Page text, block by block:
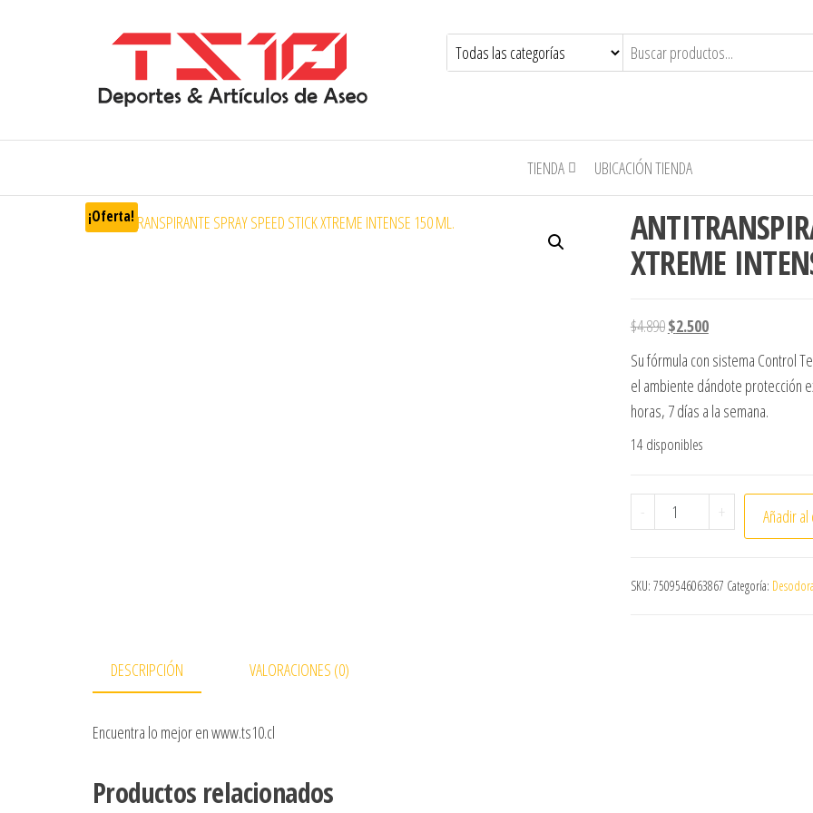
TIENDA UBICACIÓN TIENDA
¡Oferta!
XTREME
$4.890El precio original era: $4.890.
$2.500El precio actual es:
Su fórmula con sistema Control
el ambiente dándote protección
horas, 7 días a la semana.
14 disponibles
- ANTITRANSPIRANTE
+ Añadir
SKU: 7509546063867 Categoría:
DESCRIPCIÓN VALORACIONES (0)
Encuentra lo mejor en www.ts10.cl
Productos relacionados